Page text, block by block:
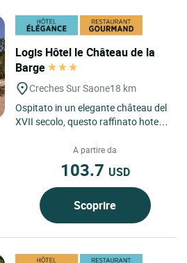
Logis Hôtel le Château de la
Barge
Creches Sur Saone18 km
Ospitato in un elegante château del
XVII secolo, questo raffinato hotel
di Crèches sur...A partire da
103.7 USD
Scoprire